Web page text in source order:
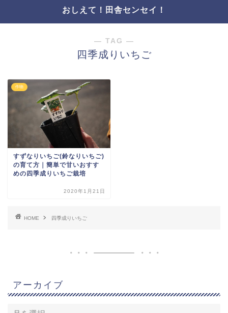
おしえて！田舎センセイ！
― TAG ―
四季成りいちご
作物
すずなりいちご(鈴なりいちご)
の育て方｜簡単で甘いおすす
めの四季成りいちご栽培
2020年1月21日
HOME 四季成りいちご
アーカイブ